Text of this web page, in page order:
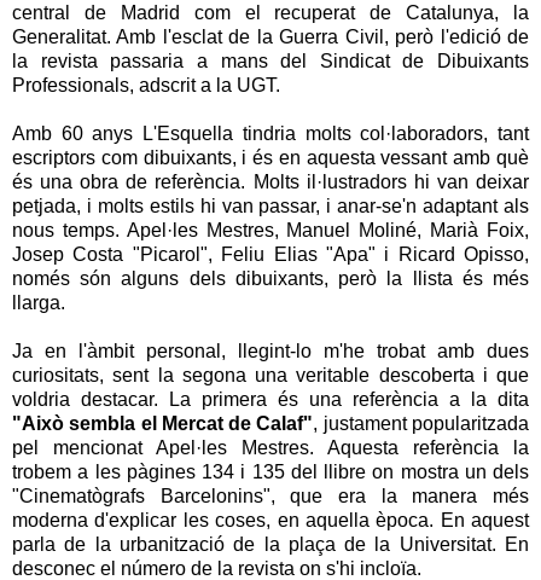
central de Madrid com el recuperat de Catalunya, la
Generalitat. Amb l'esclat de la Guerra Civil, però l'edició de
la revista passaria a mans del Sindicat de Dibuixants
Professionals, adscrit a la UGT.
Amb 60 anys L'Esquella tindria molts col·laboradors, tant
escriptors com dibuixants, i és en aquesta vessant amb què
és una obra de referència. Molts il·lustradors hi van deixar
petjada, i molts estils hi van passar, i anar-se'n adaptant als
nous temps. Apel·les Mestres, Manuel Moliné, Marià Foix,
Josep Costa "Picarol", Feliu Elias "Apa" i Ricard Opisso,
només són alguns dels dibuixants, però la llista és més
llarga.
Ja en l'àmbit personal, llegint-lo m'he trobat amb dues
curiositats, sent la segona una veritable descoberta i que
voldria destacar. La primera és una referència a la dita
"Això sembla el Mercat de Calaf", justament popularitzada
pel mencionat Apel·les Mestres. Aquesta referència la
trobem a les pàgines 134 i 135 del llibre on mostra un dels
"Cinematògrafs Barcelonins", que era la manera més
moderna d'explicar les coses, en aquella època. En aquest
parla de la urbanització de la plaça de la Universitat. En
desconec el número de la revista on s'hi incloïa.